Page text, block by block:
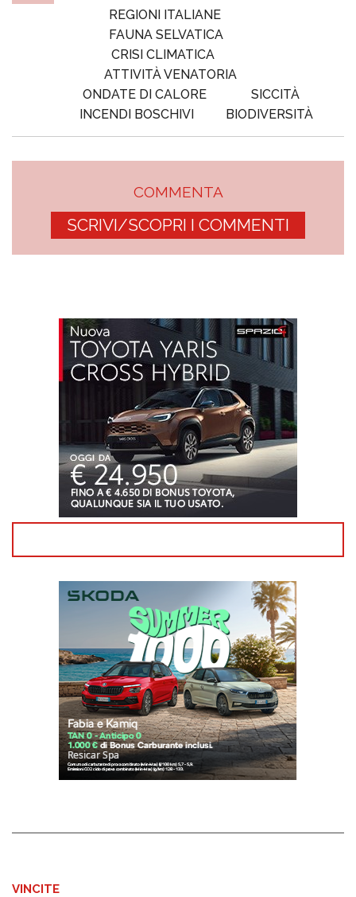
REGIONI ITALIANE
FAUNA SELVATICA
CRISI CLIMATICA
ATTIVITÀ VENATORIA
ONDATE DI CALORE
SICCITÀ
INCENDI BOSCHIVI
BIODIVERSITÀ
COMMENTA
SCRIVI/SCOPRI I COMMENTI
VINCITE